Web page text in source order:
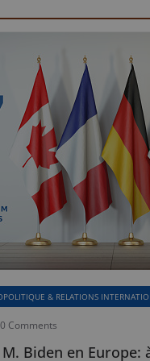
& RELATIONS
0 Comments
Biden en Europe: